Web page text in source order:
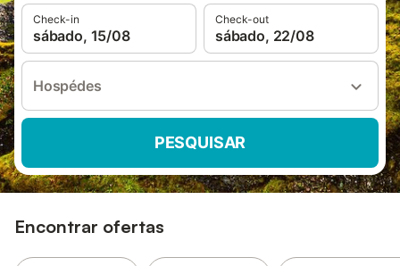
Check-in
sábado, 15/08
Check-out
sábado, 22/08
Hospédes
PESQUISAR
Encontrar ofertas